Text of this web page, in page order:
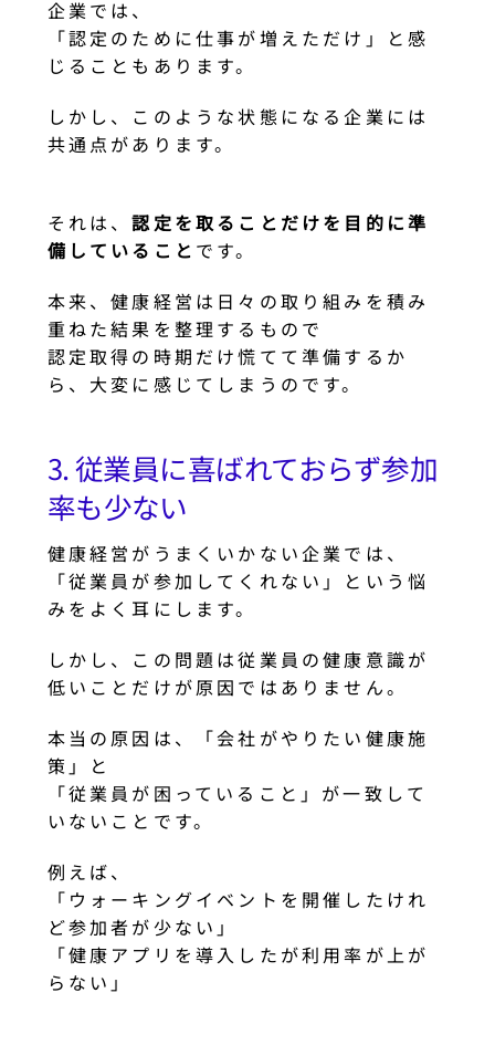
企業では、
「認定のために仕事が増えただけ」と感
じることもあります。
しかし、このような状態になる企業には
共通点があります。
それは、認定を取ることだけを目的に準
備していること です。
本来、健康経営は日々の取り組みを積み
重ねた結果を整理するもので
認定取得の時期だけ慌てて準備するか
ら、大変に感じてしまうのです。
3. 従業員に喜ばれておらず参加
率も少ない
健康経営がうまくいかない企業では、
「従業員が参加してくれない」という悩
みをよく耳にします。
しかし、この問題は従業員の健康意識が
低いことだけが原因ではありません。
本当の原因は、「会社がやりたい健康施
策」と
「従業員が困っていること」が一致して
いないことです。
例えば、
「ウォーキングイベントを開催したけれ
ど参加者が少ない」
「健康アプリを導入したが利用率が上が
らない」